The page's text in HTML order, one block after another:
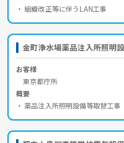
組織改正等に伴うLAN工事
金町浄水場薬品注入所照明
お客様
東京都庁所
概要
薬品注入所照明設備等取替工事